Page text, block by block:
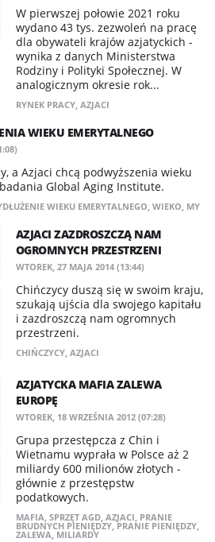
W pierwszej połowie 2021 roku
wydano 43 tys. zezwoleń na pracę
dla obywateli krajów azjatyckich -
wynika z danych Ministerstwa
Rodziny i Polityki Społecznej. W
analogicznym okresie rok...
RYNEK PRACY, AZJACI
WIEKU EMERYTALNEGO
a Azjaci chcą podwyższenia wieku
Global Aging Institute.
WIEKU EMERYTALNEGO, WIEKO, MY
AZJACI ZAZDROSZCZĄ NAM
OGROMNYCH PRZESTRZENI
WTOREK, 27 MAJA 2014 (13:44)
Chińczycy duszą się w swoim kraju,
szukają ujścia dla swojego kapitału
i zazdroszczą nam ogromnych
przestrzeni.
CHIŃCZYCY, AZJACI
AZJATYCKA MAFIA ZALEWA
EUROPĘ
WTOREK, 18 WRZEŚNIA 2012 (07:28)
Grupa przestępcza z Chin i
Wietnamu wyprała w Polsce aż 2
miliardy 600 milionów złotych -
głównie z przestępstw
podatkowych.
MAFIA SPRZĘT AGD, AZJACI PRANIE
BRUDNYCH PIENIĘDZY,PRANIE PIENIĘDZY,
ZALEWA MILIARDY